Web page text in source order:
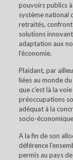
pouvoirs publics
système national
retraités,
solutions
adaptation aux
l’économie.
Plaidant, par
liées au monde
que c’est là la
préoccupations
adéquat à la
socio-
A la fin de son
déférence
permis au pays